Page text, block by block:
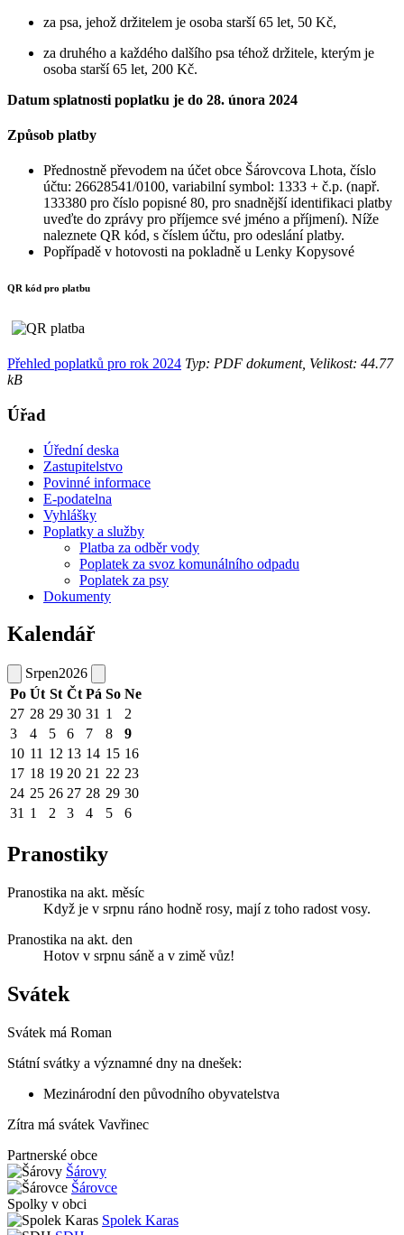
za psa, jehož držitelem je osoba starší 65 let, 50 Kč,
za druhého a každého dalšího psa téhož držitele, kterým je
osoba starší 65 let, 200 Kč.
Datum splatnosti poplatku je do 28. února 2024
Způsob platby
Přednostně převodem na účet obce Šárovcova Lhota, číslo
účtu: 26628541/0100, variabilní symbol: 1333 + č.p. (např.
133380 pro číslo popisné 80, pro snadnější identifikaci platby
uveďte do zprávy pro příjemce své jméno a příjmení). Níže
naleznete QR kód, s číslem účtu, pro odeslání platby.
Popřípadě v hotovosti na pokladně u Lenky Kopysové
QR kód pro platbu
Přehled poplatků pro rok 2024 Typ: PDF dokument, Velikost: 44.77
kB
Úřad
Úřední deska
Zastupitelstvo
Povinné informace
E-podatelna
Vyhlášky
Poplatky a služby
Platba za odběr vody
Poplatek za svoz komunálního odpadu
Poplatek za psy
Dokumenty
Kalendář
Srpen2026
Po Út St Čt Pá So Ne
27 28 29 30 31 1
2
3
4 5 6 7 8
9
10 11 12 13 14 15 16
17 18 19 20 21 22 23
24 25 26 27 28 29 30
31 1 2 3 4 5 6
Pranostiky
Pranostika na akt. měsíc
Když je v srpnu ráno hodně rosy, mají z toho radost vosy.
Pranostika na akt. den
Hotov v srpnu sáně a v zimě vůz!
Svátek
Svátek má Roman
Státní svátky a významné dny na dnešek:
Mezinárodní den původního obyvatelstva
Zítra má svátek Vavřinec
Partnerské obce
Šárovy
Šárovce
Spolky v obci
Spolek Karas